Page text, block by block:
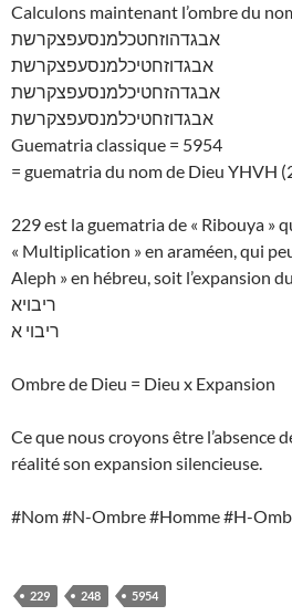
Calculons maintenant l’ombre du
אבגדהוזחטכלמנסעפצקרשת
אבגדוזחטיכלמנסעפצקרשת
אבגדהזחטיכלמנסעפצקרשת
אבגדוזחטיכלמנסעפצקרשת
Guematria classique = 5954
= guematria du nom de Dieu YHVH
229 est la guematria de « Ribouya »
« Multiplication » en araméen, qui
Aleph » en hébreu, soit l’expansion
ריבויא
ריבוי א
Ombre de Dieu = Dieu x Expansion
Ce que nous croyons être l’absence
réalité son expansion silencieuse.
#Nom #N-Ombre #Homme #H-
229 248 5954